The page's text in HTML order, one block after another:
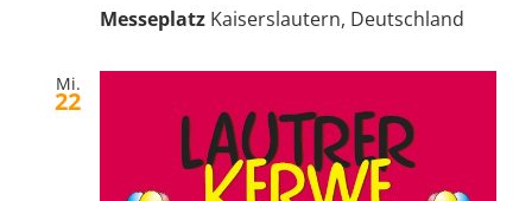
Messeplatz Kaiserslautern, Deutschland
Mi.
22